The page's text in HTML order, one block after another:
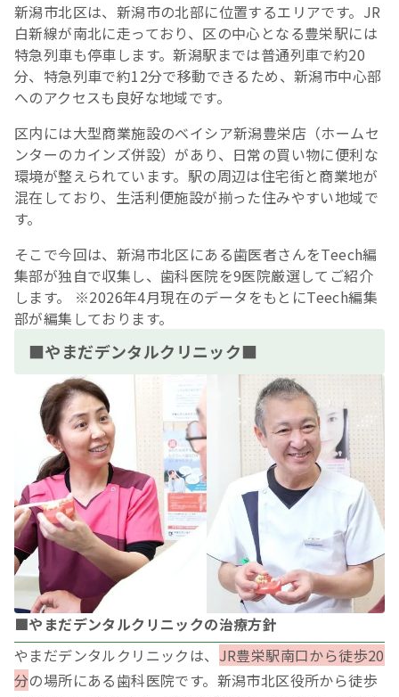
新潟市北区は、新潟市の北部に位置するエリアです。JR
白新線が南北に走っており、区の中心となる豊栄駅には
特急列車も停車します。新潟駅までは普通列車で約20
分、特急列車で約12分で移動できるため、新潟市中心部
へのアクセスも良好な地域です。
区内には大型商業施設のベイシア新潟豊栄店（ホームセ
ンターのカインズ併設）があり、日常の買い物に便利な
環境が整えられています。駅の周辺は住宅街と商業地が
混在しており、生活利便施設が揃った住みやすい地域で
す。
そこで今回は、新潟市北区にある歯医者さんをTeech編
集部が独自で収集し、歯科医院を9医院厳選してご紹介
します。 ※2026年4月現在のデータをもとにTeech編集
部が編集しております。
■やまだデンタルクリニック■
■やまだデンタルクリニックの治療方針
やまだデンタルクリニックは、 JR豊栄駅南口から徒歩20
分の場所にある歯科医院です。新潟市北区役所から徒歩